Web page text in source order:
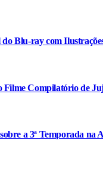
Blu-ray com
Filme Compilatório de
a 3ª Temporada na